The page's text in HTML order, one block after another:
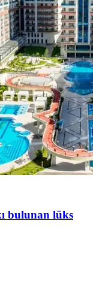
bulunan lüks